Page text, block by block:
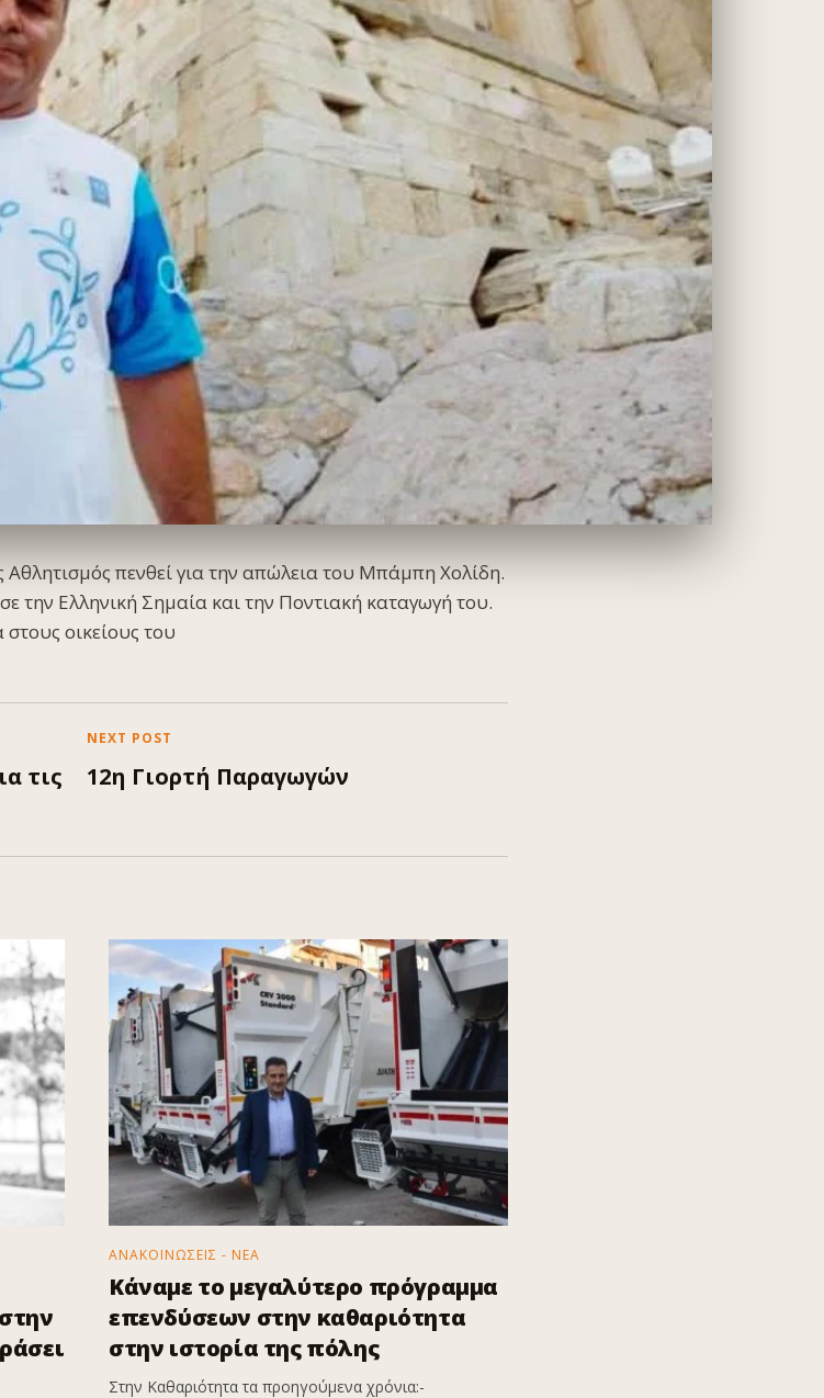
Αθλητισμός πενθεί για την απώλεια του Μπάμπη Χολίδη.
την Ελληνική Σημαία και την Ποντιακή καταγωγή του.
οικείους του
τις
NEXT POST
12η Γιορτή Παραγωγών
ΑΝΑΚΟΙΝΩΣΕΙΣ - ΝΕΑ
Κάναμε το μεγαλύτερο πρόγραμμα
επενδύσεων στην καθαριότητα
στην ιστορία της πόλης
Στην Καθαριότητα τα προηγούμενα χρόνια:-